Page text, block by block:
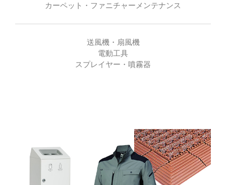
カーペット・ファニチャーメンテナンス
送風機・扇風機
電動工具
スプレイヤー・噴霧器